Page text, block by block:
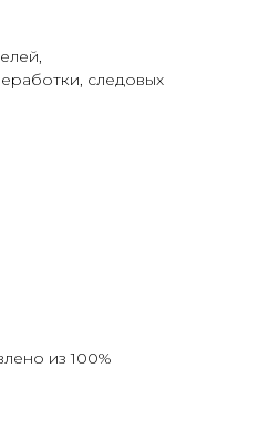
следовых
из 100%